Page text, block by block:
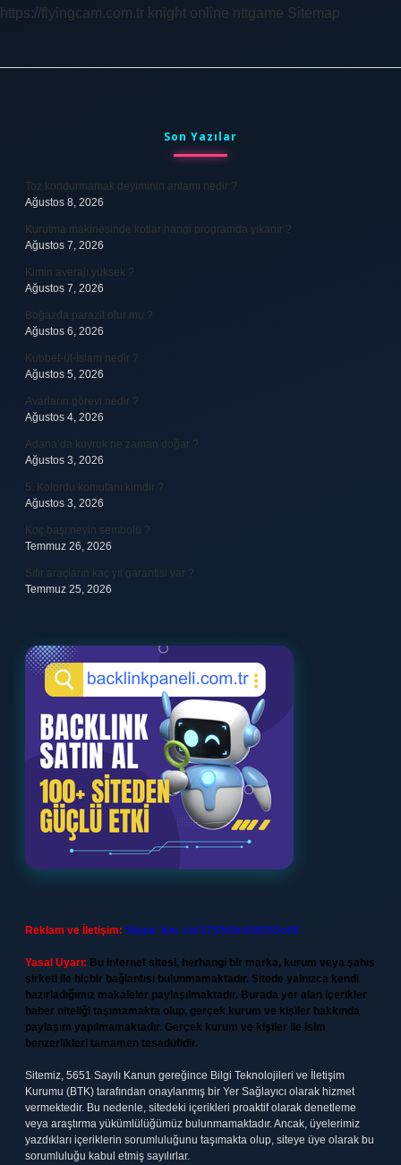
https://flyingcam.com.tr knight online nttgame Sitemap
Son Yazılar
Toz kondurmamak deyiminin anlamı nedir ?
Ağustos 8, 2026
Kurutma makinesinde kotlar hangi programda yıkanır ?
Ağustos 7, 2026
Kimin averajı yüksek ?
Ağustos 7, 2026
Boğazda parazit olur mu ?
Ağustos 6, 2026
Kubbet-ül-İslam nedir ?
Ağustos 5, 2026
Avarların görevi nedir ?
Ağustos 4, 2026
Adana’da kuyruk ne zaman doğar ?
Ağustos 3, 2026
5. Kolordu komutanı kimdir ?
Ağustos 3, 2026
Koç başı neyin sembolü ?
Temmuz 26, 2026
Sıfır araçların kaç yıl garantisi var ?
Temmuz 25, 2026
Reklam ve İletişim: Skype: live:.cid.575569c608265c69
Yasal Uyarı: Bu internet sitesi, herhangi bir marka, kurum veya şahıs
şirketi ile hiçbir bağlantısı bulunmamaktadır. Sitede yalnızca kendi
hazırladığımız makaleler paylaşılmaktadır. Burada yer alan içerikler
haber niteliği taşımamakta olup, gerçek kurum ve kişiler hakkında
paylaşım yapılmamaktadır. Gerçek kurum ve kişiler ile isim
benzerlikleri tamamen tesadüfidir.
Sitemiz, 5651 Sayılı Kanun gereğince Bilgi Teknolojileri ve İletişim
Kurumu (BTK) tarafından onaylanmış bir Yer Sağlayıcı olarak hizmet
vermektedir. Bu nedenle, sitedeki içerikleri proaktif olarak denetleme
veya araştırma yükümlülüğümüz bulunmamaktadır. Ancak, üyelerimiz
yazdıkları içeriklerin sorumluluğunu taşımakta olup, siteye üye olarak bu
sorumluluğu kabul etmiş sayılırlar.